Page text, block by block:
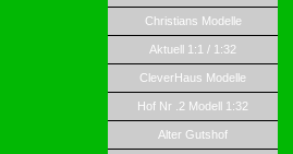
Christians Modelle
Aktuell 1:1 / 1:32
CleverHaus Modelle
Hof Nr .2 Modell 1:32
Alter Gutshof